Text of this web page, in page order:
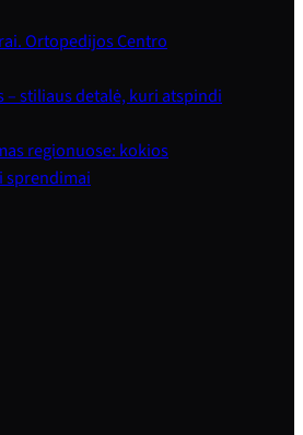
Ortopedijos Centro
– stiliaus detalė, kuri atspindi
regionuose: kokios
sprendimai